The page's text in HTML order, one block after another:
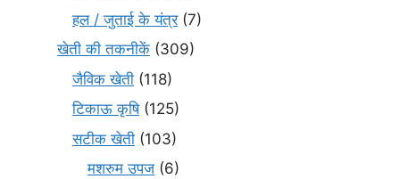
हल / जुताई के यंत्र(7)
खेती की तकनीकें (309)
जैविक खेती (118)
टिकाऊ कृषि(125)
सटीक खेती (103)
मशरुम उपज (6)